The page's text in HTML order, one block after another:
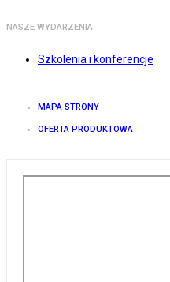
NASZE WYDARZENIA
Szkolenia i konferencje
MAPA STRONY
OFERTA PRODUKTOWA